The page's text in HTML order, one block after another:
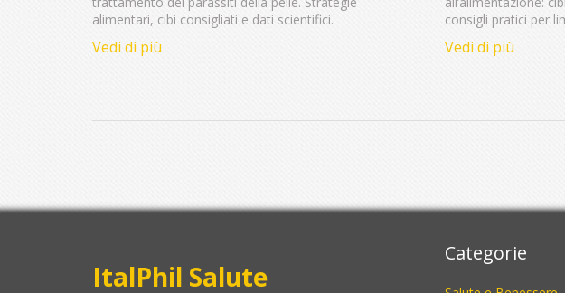
alimentari, cibi consigliati e dati scientifici.
Vedi di più
consigli pratici per
Vedi di più
ItalPhil Salute
Categorie